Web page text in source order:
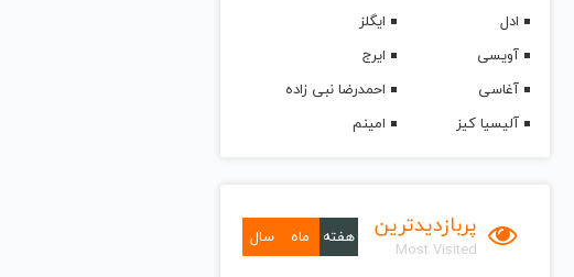
ادل
ایگلز
آویسی
ایرج
آغاسی
احمدرضا نبی زاده
آلیسیا کیز
امینم
پربازدیدترین
Most Visited
هفته ماه سال